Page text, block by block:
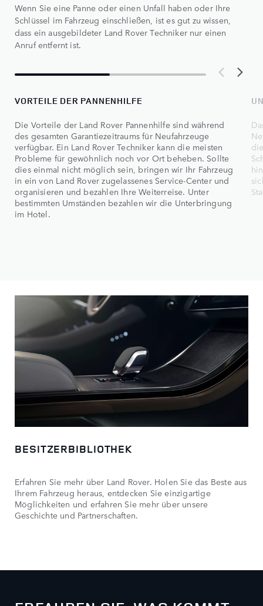
Wenn Sie eine Panne oder einen Unfall haben oder Ihre
Schlüssel im Fahrzeug einschließen, ist es gut zu wissen,
dass ein ausgebildeter Land Rover Techniker nur einen
Anruf entfernt ist.
VORTEILE DER PANNENHILFE
Die Vorteile der Land Rover Pannenhilfe sind während
des gesamten Garantiezeitraums für Neufahrzeuge
verfügbar. Ein Land Rover Techniker kann die meisten
Probleme für gewöhnlich noch vor Ort beheben. Sollte
dies einmal nicht möglich sein, bringen wir Ihr Fahrzeug
in ein von Land Rover zugelassenes Service-Center und
organisieren und bezahlen Ihre Weiterreise. Unter
bestimmten Umständen bezahlen wir die Unterbringung
im Hotel.
BESITZERBIBLIOTHEK
Erfahren Sie mehr über Land Rover. Holen Sie das Beste aus
Ihrem Fahrzeug heraus, entdecken Sie einzigartige
Möglichkeiten und erfahren Sie mehr über unsere
Geschichte und Partnerschaften.